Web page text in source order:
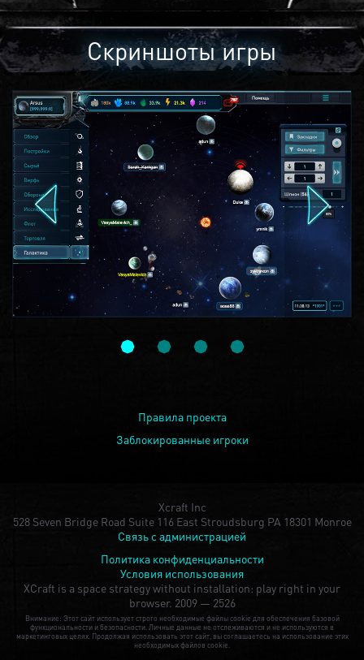
Скриншоты игры
Правила проекта
Заблокированные игроки
Xcraft Inc
528 Seven Bridge Road Suite 116 East Stroudsburg PA 18301 Monroe
Связь с администрацией
Политика конфиденциальности
Условия использования
XCraft is a space strategy without installation: play right in your
browser. 2009 — 2526
Внимание: Этот сайт использует строго необходимые файлы cookie для обеспечения базовой
функциональности и безопасности. Личные данные не отслеживаются и не используются в
маркетинговых целях. Продолжая использовать этот сайт, вы соглашаетесь на использование этих
необходимых файлов cookie.